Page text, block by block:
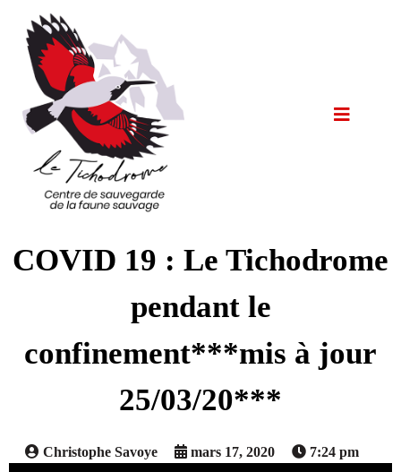
COVID 19 : Le Tichodrome
pendant le
confinement***mis à jour
25/03/20***
Christophe Savoye mars 17, 2020 7:24 pm